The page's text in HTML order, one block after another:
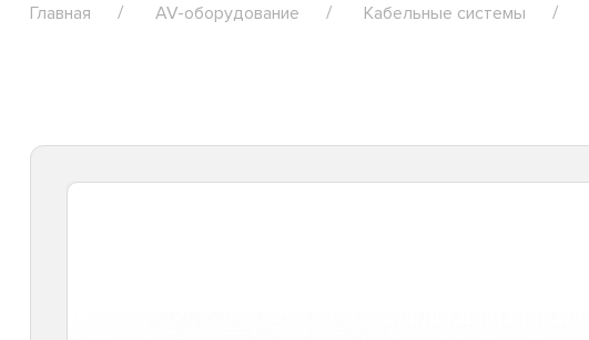
Главная AV-оборудование Кабельные системы